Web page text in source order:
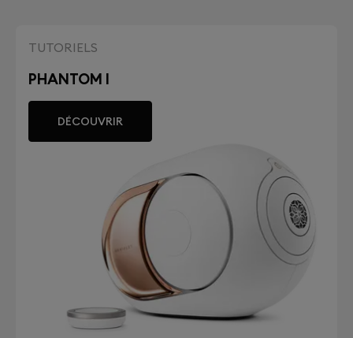
TUTORIELS
PHANTOM I
DÉCOUVRIR